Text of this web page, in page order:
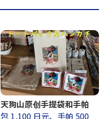
天狗山原创手提袋和手帕
包 1,100 日元、手帕 500